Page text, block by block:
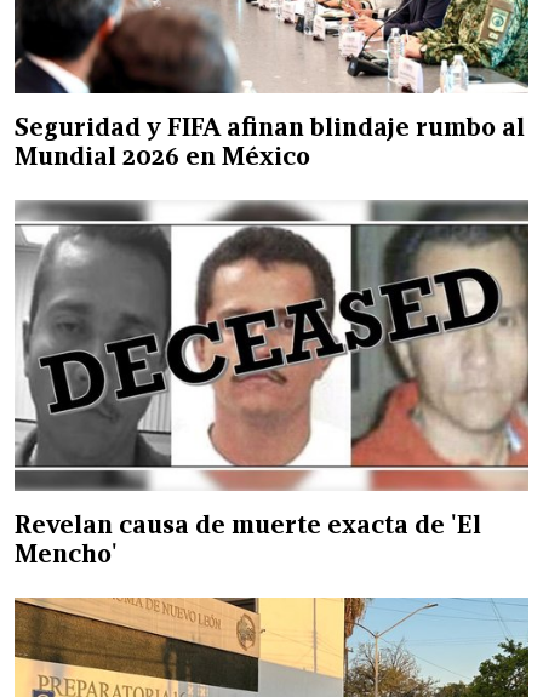
Seguridad y FIFA afinan blindaje rumbo al
Mundial 2026 en México
Revelan causa de muerte exacta de 'El
Mencho'